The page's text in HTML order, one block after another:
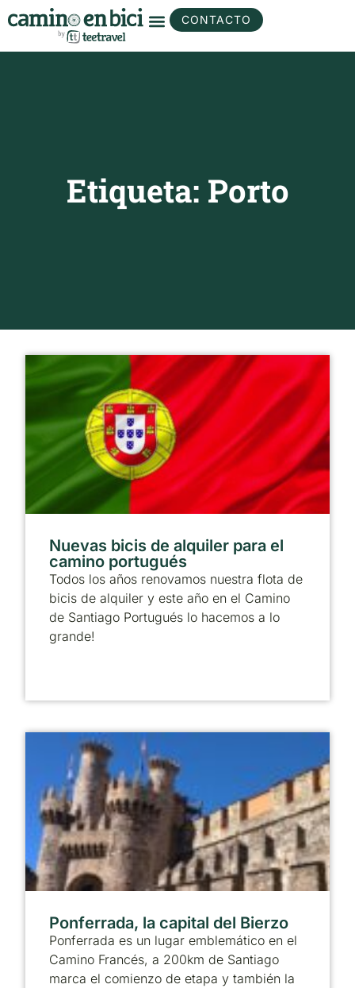
CONTACTO
Etiqueta: Porto
Nuevas bicis de alquiler para el
camino portugués
Todos los años renovamos nuestra flota de
bicis de alquiler y este año en el Camino
de Santiago Portugués lo hacemos a lo
grande!
Ponferrada, la capital del Bierzo
Ponferrada es un lugar emblemático en el
Camino Francés, a 200km de Santiago
marca el comienzo de etapa y también la